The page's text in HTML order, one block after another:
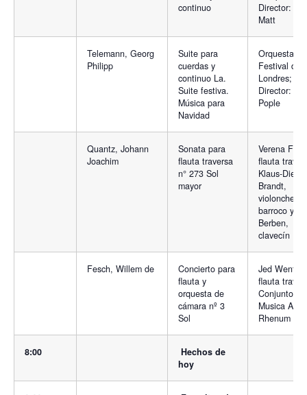
continuo
Director:
Matt
Telemann, Georg
Philipp
Suite para
cuerdas y
continuo La.
Suite festiva.
Música para
Navidad
Orquesta
Festival de
Londres;
Director:
Pople
Quantz, Johann
Joachim
Sonata para
flauta traversa
n° 273 Sol
mayor
Verena
flauta
Klaus-Dieter
Brandt,
violonchelo
barroco y
Berben,
clavecín
Fesch, Willem de
Concierto para
flauta y
orquesta de
cámara nº 3
Sol
Jed Wentz,
flauta
Conjunto
Musica Ad
Rhenum
8:00
Hechos de
hoy